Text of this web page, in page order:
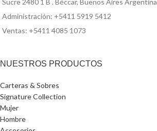
Administración: +5411 5919 5412
Ventas: +5411 4085 1073
NUESTROS PRODUCTOS
Carteras & Sobres
Signature Collection
Mujer
Hombre